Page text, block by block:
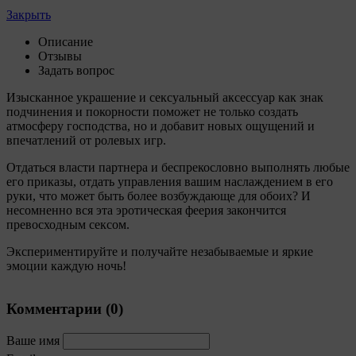
Закрыть
Описание
Отзывы
Задать вопрос
Изысканное украшение и сексуальный аксессуар как знак
подчинения и покорности поможет не только создать
атмосферу господства, но и добавит новых ощущений и
впечатлений от ролевых игр.
Отдаться власти партнера и беспрекословно выполнять любые
его приказы, отдать управления вашим наслаждением в его
руки, что может быть более возбуждающе для обоих? И
несомненно вся эта эротическая феерия закончится
превосходным сексом.
Экспериментируйте и получайте незабываемые и яркие
эмоции каждую ночь!
Комментарии (0)
Ваше имя
статистики, которые служат для сбора информации о
качества сайта и его содержания. Общество
обрабатывает обезличенные данные о пользователе в
случае, если это разрешено в настройках браузера
использование технологии JavaScript).
9. На сайтах обрабатываются следующие типы
файлов cookie:
9.1. Технические (обязательные) файлы cookie,
например, применяемые при регистрации либо
входе в систему, или для оставления отзыва либо
комментария. Данные файлы cookie используются
в целях обеспечения корректной работы сайтов и
пользователем, не могут быть отключены в
системах. Вместе с тем, пользователь может
использовании — но в таком случае некоторые